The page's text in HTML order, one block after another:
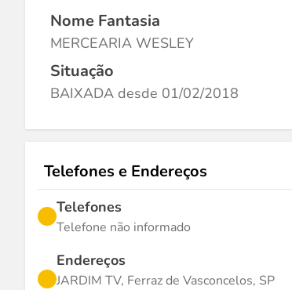
Nome Fantasia
MERCEARIA WESLEY
Situação
BAIXADA desde 01/02/2018
Telefones e Endereços
Telefones
Telefone não informado
Endereços
JARDIM TV, Ferraz de Vasconcelos, SP